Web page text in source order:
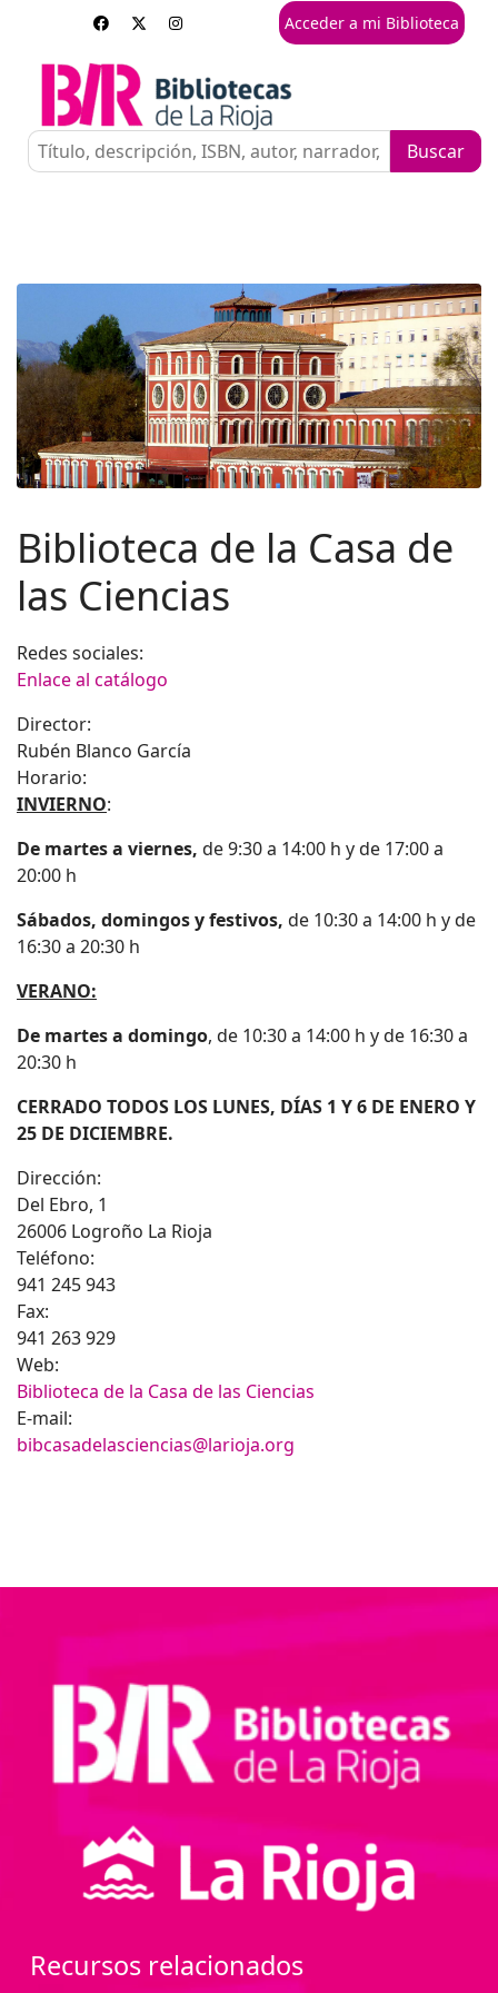
Acceder a mi Biblioteca
Biblioteca de la Casa de
las Ciencias
Redes sociales:
Enlace al catálogo
Director:
Rubén Blanco García
Horario:
INVIERNO:
De martes a viernes, de 9:30 a 14:00 h y de 17:00 a
20:00 h
Sábados, domingos y festivos, de 10:30 a 14:00 h y de
16:30 a 20:30 h
VERANO:
De martes a domingo, de 10:30 a 14:00 h y de 16:30 a
20:30 h
CERRADO TODOS LOS LUNES, DÍAS 1 Y 6 DE ENERO Y
25 DE DICIEMBRE.
Dirección:
Del Ebro, 1
26006 Logroño La Rioja
Teléfono:
941 245 943
Fax:
941 263 929
Web:
Biblioteca de la Casa de las Ciencias
E-mail:
bibcasadelasciencias@larioja.org
Recursos relacionados